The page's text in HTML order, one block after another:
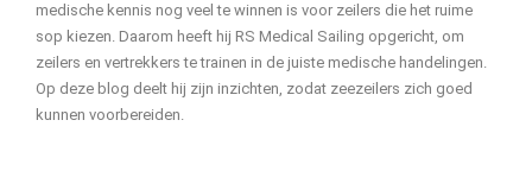
medische kennis nog veel te winnen is voor zeilers die het ruime
sop kiezen. Daarom heeft hij RS Medical Sailing opgericht, om
zeilers en vertrekkers te trainen in de juiste medische handelingen.
Op deze blog deelt hij zijn inzichten, zodat zeezeilers zich goed
kunnen voorbereiden.